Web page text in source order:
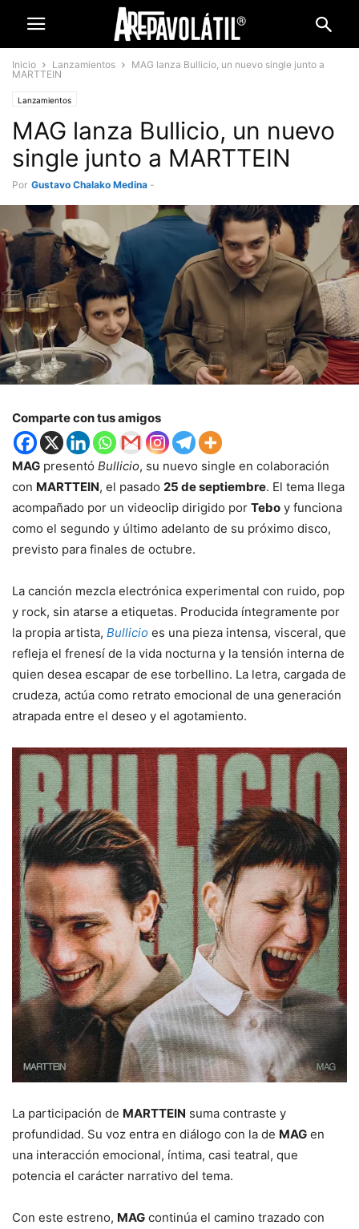
Inicio Lanzamientos
MAG lanza Bullicio, un nuevo single junto a
MARTTEIN
Lanzamientos
MAG lanza Bullicio, un nuevo
single junto a MARTTEIN
Por Gustavo Chalako Medina -
Comparte con tus amigos
MAG presentó Bullicio, su nuevo single en colaboración
con MARTTEIN, el pasado 25 de septiembre. El tema llega
acompañado por un videoclip dirigido por Tebo y funciona
como el segundo y último adelanto de su próximo disco,
previsto para finales de octubre.
La canción mezcla electrónica experimental con ruido, pop
y rock, sin atarse a etiquetas. Producida íntegramente por
la propia artista, Bullicio es una pieza intensa, visceral, que
refleja el frenesí de la vida nocturna y la tensión interna de
quien desea escapar de ese torbellino. La letra, cargada de
crudeza, actúa como retrato emocional de una generación
atrapada entre el deseo y el agotamiento.
La participación de MARTTEIN suma contraste y
profundidad. Su voz entra en diálogo con la de MAG en
una interacción emocional, íntima, casi teatral, que
potencia el carácter narrativo del tema.
Con este estreno, MAG continúa el camino trazado con